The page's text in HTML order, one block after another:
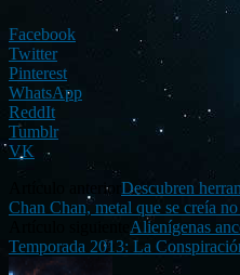
Facebook
Twitter
Pinterest
WhatsApp
ReddIt
Tumblr
VK
Artículo anterior Descubren
Chan Chan, metal que se creía
Alienígenas
Temporada 2013: La